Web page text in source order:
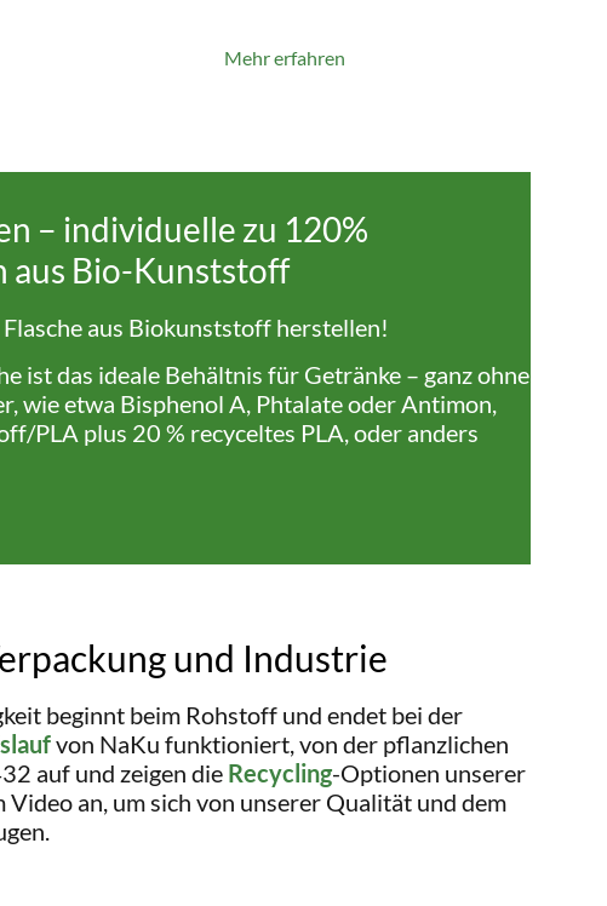
Mehr erfahren
– individuelle zu 120%
aus Bio-Kunststoff
aus Biokunststoff herstellen!
ist das ideale Behältnis für Getränke – ganz ohne
wie etwa Bisphenol A, Phtalate oder Antimon,
PLA plus 20 % recyceltes PLA, oder anders
und Industrie
beginnt beim Rohstoff und endet bei der
von NaKu funktioniert, von der pflanzlichen
auf und zeigen die Recycling-Optionen unserer
an, um sich von unserer Qualität und dem